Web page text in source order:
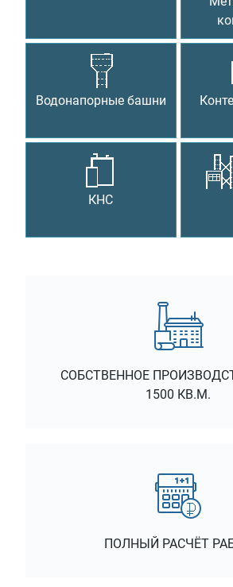
Водонапорные башни
КНС
СОБСТВЕННОЕ
1500 КВ.М.
ПОЛНЫЙ РАСЧЁТ